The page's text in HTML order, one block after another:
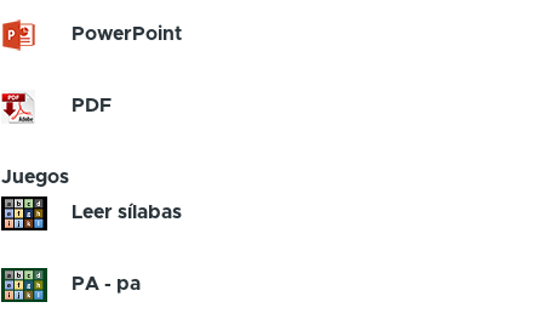
PowerPoint
PDF
Juegos
Leer sílabas
PA - pa